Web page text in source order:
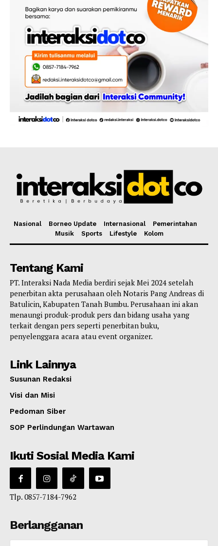
Nasional Borneo Update Internasional
Pemerintahan
Musik
Sports Lifestyle Kolom
Tentang Kami
PT. Interaksi Nada Media berdiri sejak Mei 2024 setelah
penerbitan akta perusahaan oleh Notaris Pang Andreas di
Batulicin, Kabupaten Tanah Bumbu. Perusahaan ini akan
menaungi produk-produk pers dan bidang usaha yang
terkait dengan pers seperti penerbitan buku,
penyelenggara acara atau event organizer.
Link Lainnya
Susunan Redaksi
Visi dan Misi
Pedoman Siber
SOP Perlindungan Wartawan
Ikuti Sosial Media Kami
Tlp. 0857-7184-7962
Berlangganan